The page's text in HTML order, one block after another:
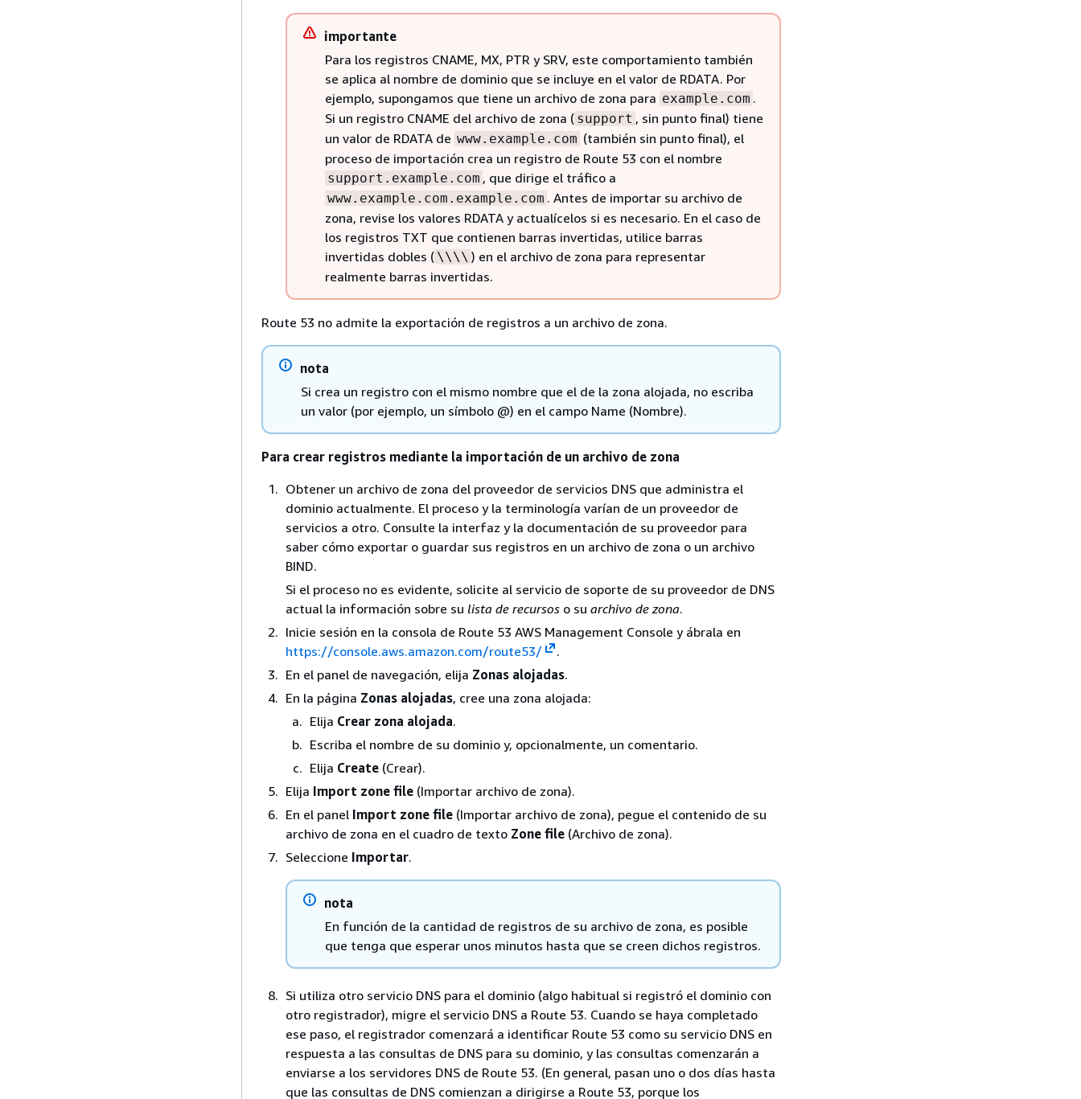
importante
Para los registros CNAME, MX, PTR y SRV, este comportamiento también
se aplica al nombre de dominio que se incluye en el valor de RDATA. Por
ejemplo, supongamos que tiene un archivo de zona para example.com .
Si un registro CNAME del archivo de zona ( support , sin punto final) tiene
un valor de RDATA de www.example.com (también sin punto final), el
proceso de importación crea un registro de Route 53 con el nombre
support.example.com , que dirige el tráfico a
www.example.com.example.com . Antes de importar su archivo de
zona, revise los valores RDATA y actualícelos si es necesario. En el caso de
los registros TXT que contienen barras invertidas, utilice barras
invertidas dobles ( \\\\ ) en el archivo de zona para representar
realmente barras invertidas.
Route 53 no admite la exportación de registros a un archivo de zona.
nota
Si crea un registro con el mismo nombre que el de la zona alojada, no escriba
un valor (por ejemplo, un símbolo @) en el campo Name (Nombre).
Para crear registros mediante la importación de un archivo de zona
Obtener un archivo de zona del proveedor de servicios DNS que administra el
dominio actualmente. El proceso y la terminología varían de un proveedor de
servicios a otro. Consulte la interfaz y la documentación de su proveedor para
saber cómo exportar o guardar sus registros en un archivo de zona o un archivo
BIND.
Si el proceso no es evidente, solicite al servicio de soporte de su proveedor de DNS
actual la información sobre su lista de recursos o su archivo de zona.
Inicie sesión en la consola de Route 53 AWS Management Console y ábrala en
https://console.aws.amazon.com/route53/
.
En el panel de navegación, elija Zonas alojadas.
En la página Zonas alojadas, cree una zona alojada:
Elija Crear zona alojada.
Escriba el nombre de su dominio y, opcionalmente, un comentario.
Elija Create (Crear).
Elija Import zone file (Importar archivo de zona).
En el panel Import zone file (Importar archivo de zona), pegue el contenido de su
archivo de zona en el cuadro de texto Zone file (Archivo de zona).
Seleccione Importar.
nota
En función de la cantidad de registros de su archivo de zona, es posible
que tenga que esperar unos minutos hasta que se creen dichos registros.
Si utiliza otro servicio DNS para el dominio (algo habitual si registró el dominio con
otro registrador), migre el servicio DNS a Route 53. Cuando se haya completado
ese paso, el registrador comenzará a identificar Route 53 como su servicio DNS en
respuesta a las consultas de DNS para su dominio, y las consultas comenzarán a
enviarse a los servidores DNS de Route 53. (En general, pasan uno o dos días hasta
que las consultas de DNS comienzan a dirigirse a Route 53, porque los